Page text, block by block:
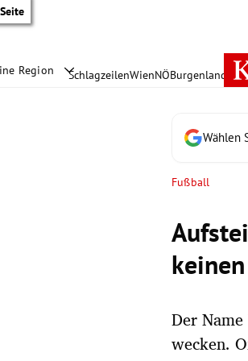
Region SchlagzeilenWienNÖBurgenland
Wählen
Fußball
Der
wecken.